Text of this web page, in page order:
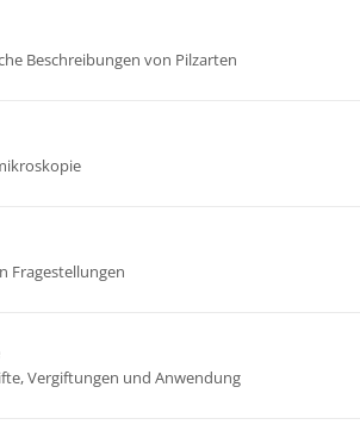
Beschreibungen von Pilzarten
Fragestellungen
Vergiftungen und Anwendung